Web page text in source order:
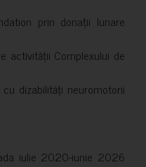
prin donații lunare
activității Complexului de
dizabilități neuromotorii
iulie 2020-iunie 2026